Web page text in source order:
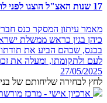
17 שנות האצ"ל הוצגו לפני לוחמיו בהיכל התרבות
כיהן בגין כראש ממשלת
בכנס, שבהם הביע את
לעם ולתקומתו, ומעלה את
27/05/2025
לחץ לבחירה שליחותם של
ארכיון אישי - מרכז